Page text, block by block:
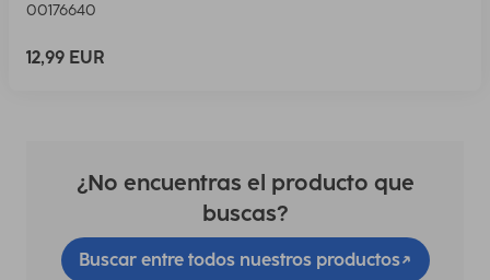
00176640
12,99 EUR
¿No encuentras el producto que
buscas?
Buscar entre todos nuestros productos